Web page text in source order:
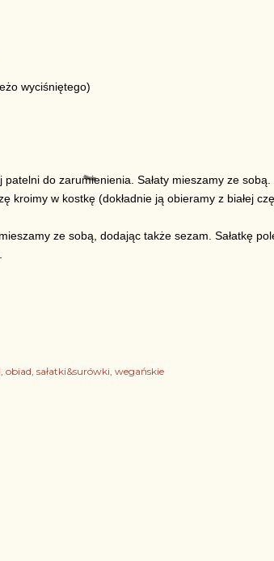
wyciśniętego)
do zarumienienia. Sałaty mieszamy ze sobą.
kroimy w kostkę (dokładnie ją obieramy z białej
ze sobą, dodając także sezam. Sałatkę
obiad sałatki&surówki wegańskie